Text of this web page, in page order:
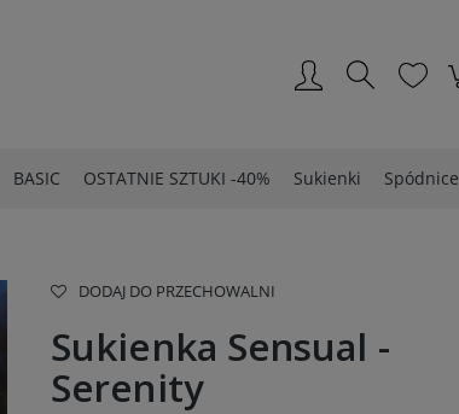
BASIC OSTATNIE SZTUKI -40% Sukienki Spódnice
DODAJ DO PRZECHOWALNI
Sukienka Sensual -
Serenity